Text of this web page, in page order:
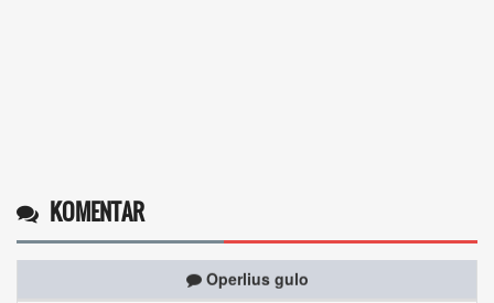
KOMENTAR
14 Desember 2025 19:31:29
selengkapnya